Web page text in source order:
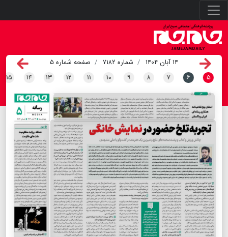
۱۴ آبان ۱۴۰۴ شماره ۷۱۸۲
صفحه شماره ۵
۵ ۶ ۷ ۸ ۹ ۱۰ ۱۱ ۱۲ ۱۳ ۱۴ ۱۵